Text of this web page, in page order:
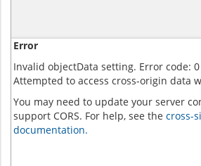
Error
Invalid objectData setting. Error code: 0
Attempted to access cross-origin data
You may need to update your server
support CORS. For help, see the cross-
documentation.